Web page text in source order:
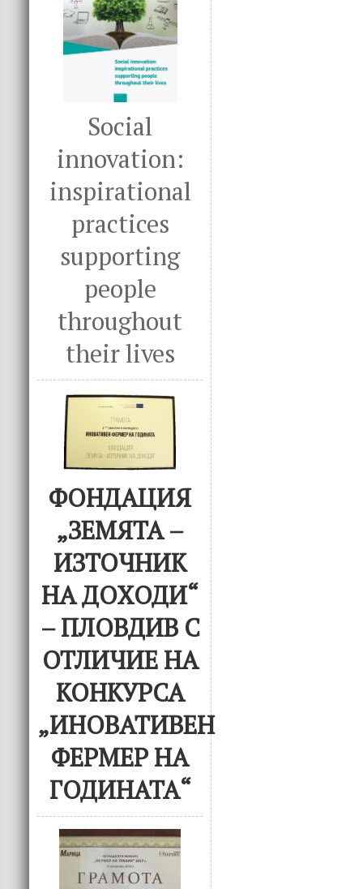
Social
innovation:
inspirational
practices
supporting
people
throughout
their lives
ФОНДАЦИЯ
„ЗЕМЯТА –
ИЗТОЧНИК
НА ДОХОДИ“
– ПЛОВДИВ С
ОТЛИЧИЕ НА
КОНКУРСА
„ИНОВАТИВЕН
ФЕРМЕР НА
ГОДИНАТА“